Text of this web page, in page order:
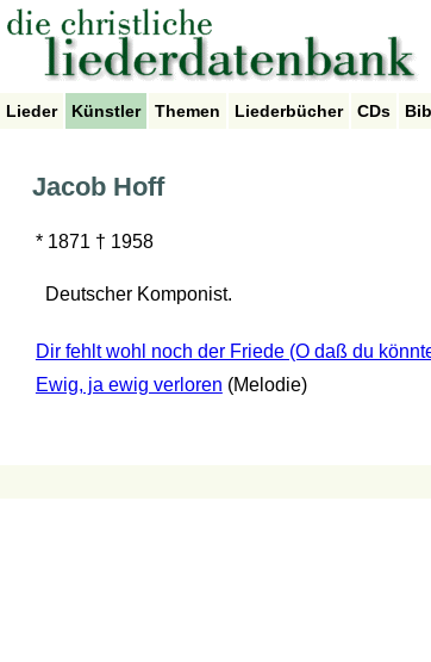
Lieder Künstler Themen Liederbücher CDs
Jacob Hoff
* 1871 † 1958
Deutscher Komponist.
Dir fehlt wohl noch der Friede (O daß du
Ewig, ja ewig verloren (Melodie)